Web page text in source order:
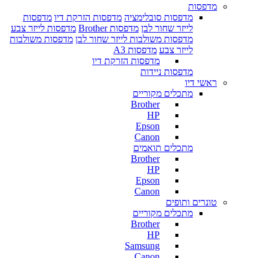
מדפסות
מדפסות סובלימציה מדפסות הזרקת דיו מדפסות
לייזר שחור לבן מדפסות Brother
מדפסות לייזר צבע
מדפסות משולבות לייזר שחור לבן מדפסות משולבות
לייזר צבע מדפסות A3
מדפסות הזרקת דיו
מדפסות ניידות
ראשי דיו
מתכלים מקוריים
Brother
HP
Epson
Canon
מתכלים תואמים
Brother
HP
Epson
Canon
טונרים ותופים
מתכלים מקוריים
Brother
HP
Samsung